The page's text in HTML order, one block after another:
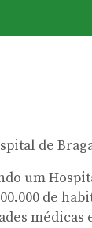
de
um
de
médicas